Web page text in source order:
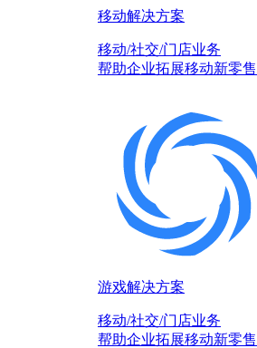
移动解决方案
移动/社交/门店业务
帮助企业拓展移动新零
游戏解决方案
移动/社交/门店业务
帮助企业拓展移动新零